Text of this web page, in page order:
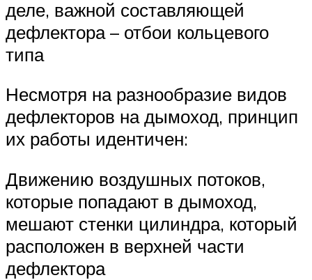
деле, важной составляющей
дефлектора – отбои кольцевого
типа
Несмотря на разнообразие видов
дефлекторов на дымоход, принцип
их работы идентичен:
Движению воздушных потоков,
которые попадают в дымоход,
мешают стенки цилиндра, который
расположен в верхней части
дефлектора